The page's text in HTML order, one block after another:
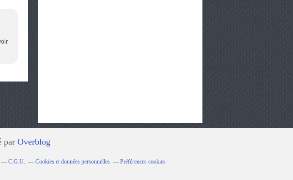
par Overblog
C.G.U. Cookies et données personnelles Préférences cookies